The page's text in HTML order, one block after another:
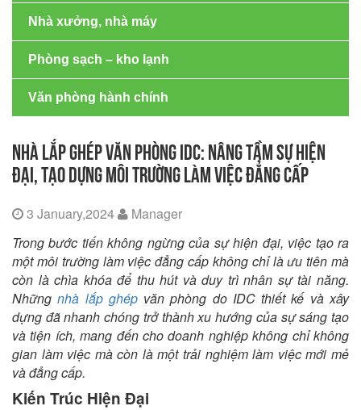
Nhà xưởng, nhà máy
Phòng sạch – kho lạnh
Văn phòng hành chính
NHÀ LẮP GHÉP VĂN PHÒNG IDC: NÂNG TẦM SỰ HIỆN
ĐẠI, TẠO DỰNG MÔI TRƯỜNG LÀM VIỆC ĐẲNG CẤP
3 January,2024
Manager
Trong bước tiến không ngừng của sự hiện đại, việc tạo ra
một môi trường làm việc đẳng cấp không chỉ là ưu tiên mà
còn là chìa khóa để thu hút và duy trì nhân sự tài năng.
Nhữngnhà lắp ghépvăn phòng do IDC thiết kế và xây
dựng đã nhanh chóng trở thành xu hướng của sự sáng tạo
và tiện ích, mang đến cho doanh nghiệp không chỉ không
gian làm việc mà còn là một trải nghiệm làm việc mới mẻ
và đẳng cấp.
Kiến Trúc Hiện Đại